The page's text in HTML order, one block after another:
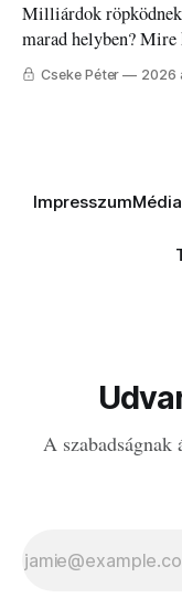
Milliárdok röpködnek
marad helyben?
Cseke Péter 2026
Impresszum
A szabadságnak